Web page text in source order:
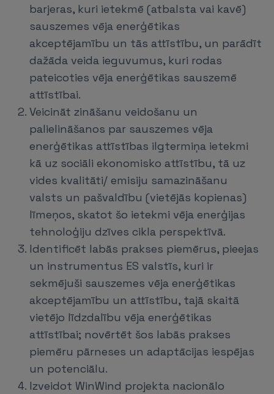
barjeras, kuri ietekmē (atbalsta vai kavē)
sauszemes vēja enerģētikas
akceptējamību un tās attīstību, un parādīt
dažāda veida ieguvumus, kuri rodas
pateicoties vēja enerģētikas sauszemē
attīstībai.
Veicināt zināšanu veidošanu un
palielināšanos par sauszemes vēja
enerģētikas attīstības ilgtermiņa ietekmi
kā uz sociāli ekonomisko attīstību, tā uz
vides kvalitāti/ emisiju samazināšanu
valsts un pašvaldību (vietējās kopienas)
līmeņos, skatot šo ietekmi vēja enerģijas
tehnoloģiju dzīves cikla perspektīvā.
Identificēt labās prakses piemērus, pieejas
un instrumentus ES valstīs, kuri ir
sekmējuši sauszemes vēja enerģētikas
akceptējamību un attīstību, tajā skaitā
vietējo līdzdalību vēja enerģētikas
attīstībai; novērtēt šos labās prakses
piemēru pārneses un adaptācijas iespējas
un potenciālu.
Izveidot WinWind projekta nacionālo